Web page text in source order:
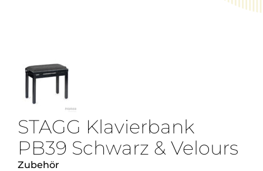
STAGG Klavierbank
PB39 Schwarz & Velours
Zubehör